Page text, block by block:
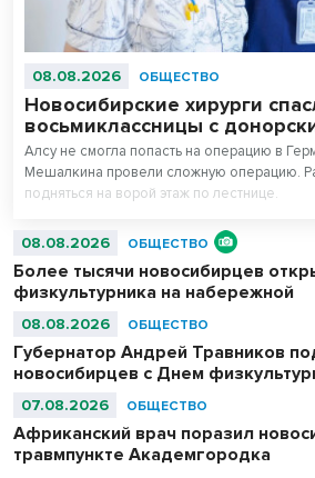
08.08.2026 ОБЩЕСТВО
Новосибирские хирурги
восьмиклассницы с
Алсу не смогла попасть на операцию в
Мешалкина провели сложную операцию.
подняться на ворой этаж по лестнице.
08.08.2026 ОБЩЕСТВО
Более тысячи новосибирцев
физкультурника на набережной
08.08.2026 ОБЩЕСТВО
Губернатор Андрей Травников
новосибирцев с Днем
07.08.2026 ОБЩЕСТВО
Африканский врач поразил
травмпункте Академгородка